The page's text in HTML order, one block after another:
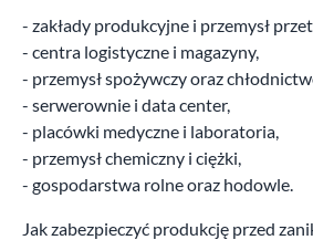
- zakłady produkcyjne i przemysł
- centra logistyczne i magazyny,
- przemysł spożywczy oraz
- serwerownie i data center,
- placówki medyczne i laboratoria,
- przemysł chemiczny i ciężki,
- gospodarstwa rolne oraz hodowle.
Jak zabezpieczyć produkcję przed